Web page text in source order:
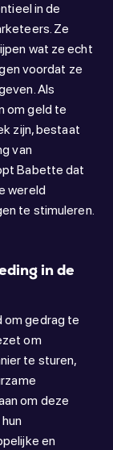
in de
Ze
wat ze echt
voordat ze
Als
om geld te
zijn, bestaat
van
Babette dat
wereld
te stimuleren.
in de
om gedrag te
om
te sturen,
om deze
en